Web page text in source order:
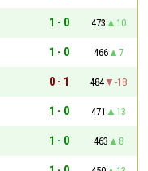
1 - 0 473
10
1 - 0 466
7
0 - 1 484
-18
1 - 0 471
13
1 - 0 463
8